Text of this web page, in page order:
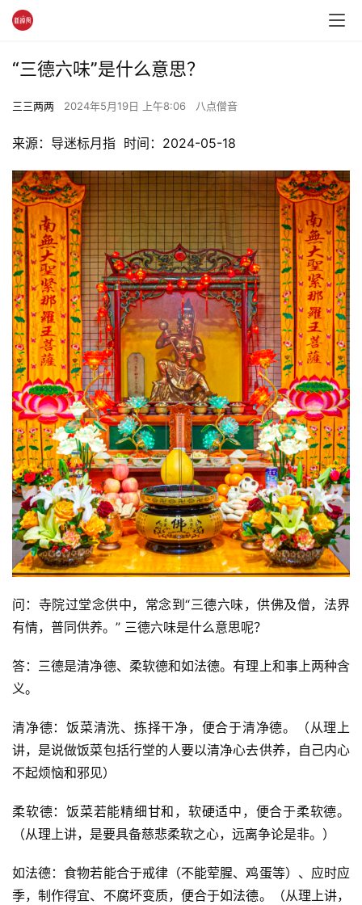
“三德六味”是什么意思？
三三两两 2024年5月19日 上午8:06 八点僧音
来源：导迷标月指  时间：2024-05-18
问：寺院过堂念供中，常念到“三德六味，供佛及僧，法界
有情，普同供养。” 三德六味是什么意思呢？
答：三德是清净德、柔软德和如法德。有理上和事上两种含
义。
清净德：饭菜清洗、拣择干净，便合于清净德。（从理上
讲，是说做饭菜包括行堂的人要以清净心去供养，自己内心
不起烦恼和邪见）
柔软德：饭菜若能精细甘和，软硬适中，便合于柔软德。
（从理上讲，是要具备慈悲柔软之心，远离争论是非。）
如法德：食物若能合于戒律（不能荤腥、鸡蛋等）、应时应
季，制作得宜、不腐坏变质，便合于如法德。（从理上讲，